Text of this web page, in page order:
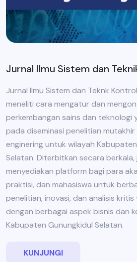
Jurnal Ilmu Sistem dan
Jurnal Ilmu Sistem dan Teknk
meneliti cara mengatur dan
perkembangan sains dan teknologi
pada diseminasi penelitian
enginering untuk wilayah
Selatan. Diterbitkan secara berkala,
menyediakan platform bagi para
praktisi, dan mahasiswa untuk
penelitian, inovasi, dan analisis
dengan berbagai aspek bisnis dan
Kabupaten Gunungkidul Selatan.
KUNJUNGI